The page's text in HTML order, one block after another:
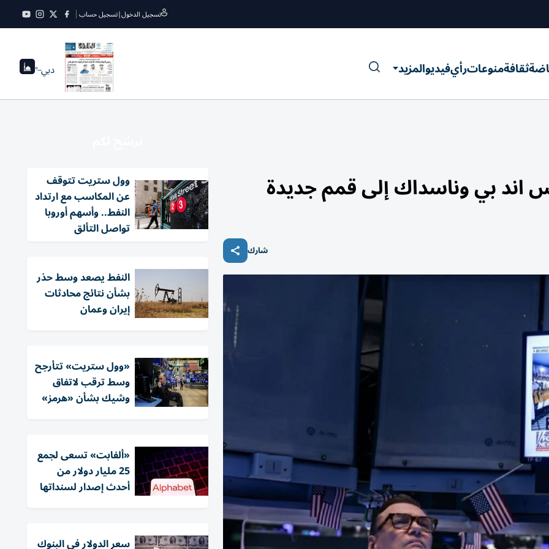
تسجيل الدخول|تسجيل حساب
ثقافةمنوعاترأيفيديوالمزيد دبي--°
اند بي وناسداك إلى قمم جديدة
شارك
وول ستريت تتوقف
عن المكاسب مع ارتداد
النفط.. وأسهم أوروبا
تواصل التألق
النفط يصعد وسط حذر
بشأن نتائج محادثات
إيران وعمان
«وول ستريت» تتأرجح
وسط ترقب لاتفاق
وشيك بشأن «هرمز»
«ألفابت» تسعى لجمع
25 مليار دولار من
أحدث إصدار لسنداتها
سعر الدولار في البنوك